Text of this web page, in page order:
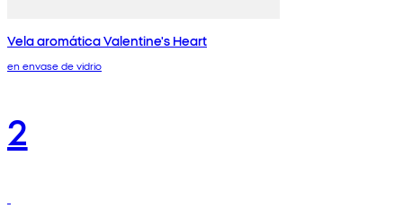
Vela aromática Valentine's Heart
en envase de vidrio
2